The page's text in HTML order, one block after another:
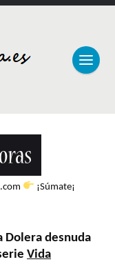
¡Súmate¡
Dolera desnuda
Vida